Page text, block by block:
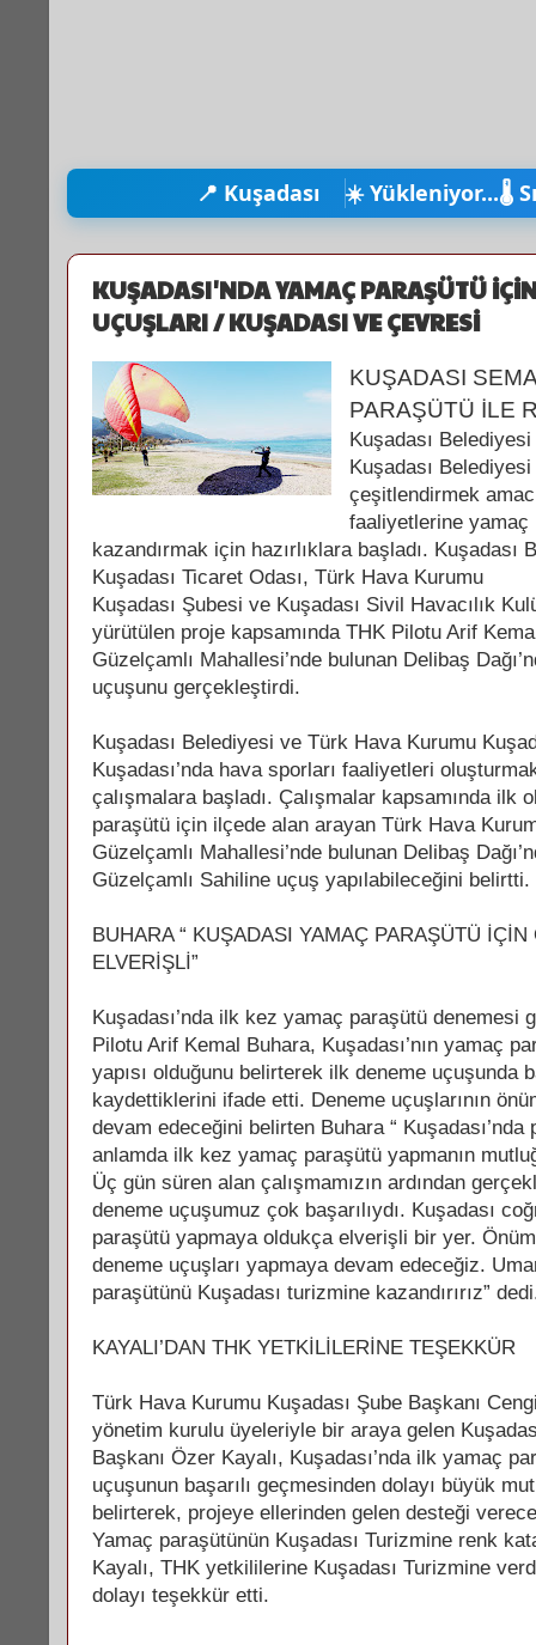
📍 Kuşadası ☀️ Yükleniyor...🌡️
KUŞADASI'NDA YAMAÇ PARAŞÜTÜ
UÇUŞLARI / KUŞADASI VE ÇEVRESİ
KUŞADASI
PARAŞÜTÜ İLE
Kuşadası
Kuşadası
çeşitlendirmek
faaliyetlerine yamaç
kazandırmak için hazırlıklara başladı. Kuşadası
Kuşadası Ticaret Odası, Türk Hava Kurumu
Kuşadası Şubesi ve Kuşadası Sivil Havacılık
yürütülen proje kapsamında THK Pilotu Arif
Güzelçamlı Mahallesi’nde bulunan Delibaş
uçuşunu gerçekleştirdi.
Kuşadası Belediyesi ve Türk Hava Kurumu
Kuşadası’nda hava sporları faaliyetleri
çalışmalara başladı. Çalışmalar kapsamında ilk
paraşütü için ilçede alan arayan Türk Hava
Güzelçamlı Mahallesi’nde bulunan Delibaş
Güzelçamlı Sahiline uçuş yapılabileceğini belirtti.
BUHARA “ KUŞADASI YAMAÇ PARAŞÜTÜ İÇİN
ELVERİŞLİ”
Kuşadası’nda ilk kez yamaç paraşütü denemesi
Pilotu Arif Kemal Buhara, Kuşadası’nın yamaç
yapısı olduğunu belirterek ilk deneme uçuşunda
kaydettiklerini ifade etti. Deneme uçuşlarının
devam edeceğini belirten Buhara “ Kuşadası’nda
anlamda ilk kez yamaç paraşütü yapmanın
Üç gün süren alan çalışmamızın ardından
deneme uçuşumuz çok başarılıydı. Kuşadası
paraşütü yapmaya oldukça elverişli bir yer.
deneme uçuşları yapmaya devam edeceğiz.
paraşütünü Kuşadası turizmine kazandırırız”
KAYALI’DAN THK YETKİLİLERİNE TEŞEKKÜR
Türk Hava Kurumu Kuşadası Şube Başkanı
yönetim kurulu üyeleriyle bir araya gelen
Başkanı Özer Kayalı, Kuşadası’nda ilk yamaç
uçuşunun başarılı geçmesinden dolayı büyük
belirterek, projeye ellerinden gelen desteği
Yamaç paraşütünün Kuşadası Turizmine renk
Kayalı, THK yetkililerine Kuşadası Turizmine
dolayı teşekkür etti.